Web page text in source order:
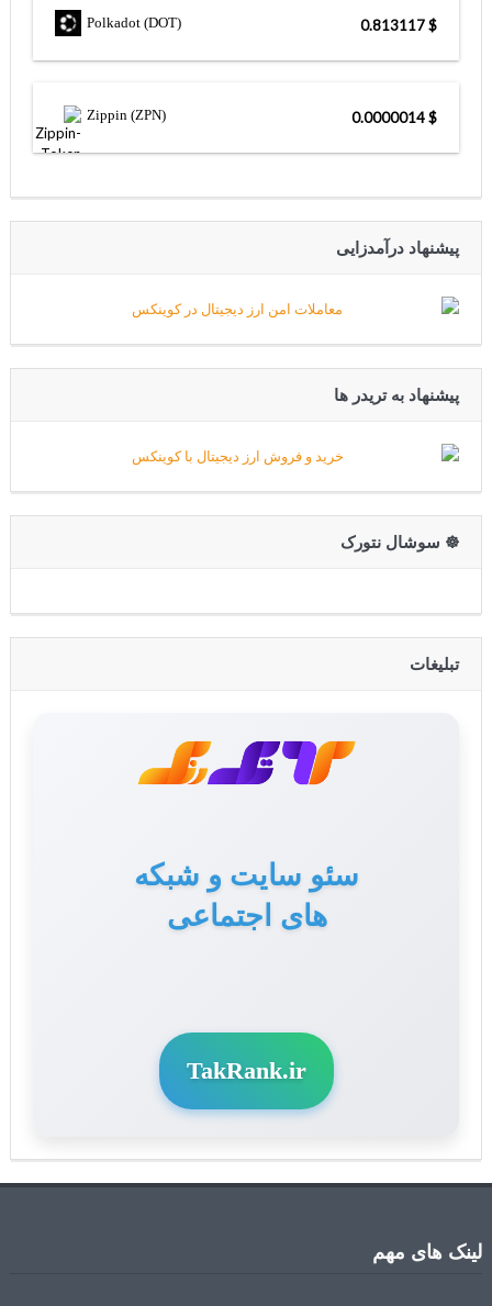
Polkadot (DOT) $ 0.813117
Zippin (ZPN) $ 0.0000014
پیشنهاد درآمدزایی
پیشنهاد به تریدر ها
☸️ سوشال نتورک
تبلیغات
تولید محتوا برای سایت
و سوشال مدیا
TakRank.ir
لینک های مهم